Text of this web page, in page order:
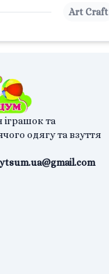
Art Craft
та
одягу та взуття